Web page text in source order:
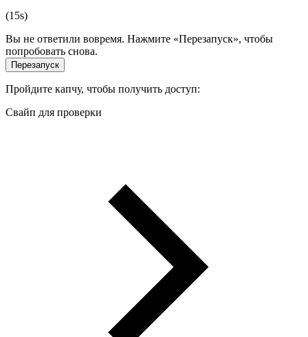
(15s)
Вы не ответили вовремя. Нажмите «Перезапуск», чтобы
попробовать снова.
Перезапуск
Пройдите капчу, чтобы получить доступ:
Свайп для проверки